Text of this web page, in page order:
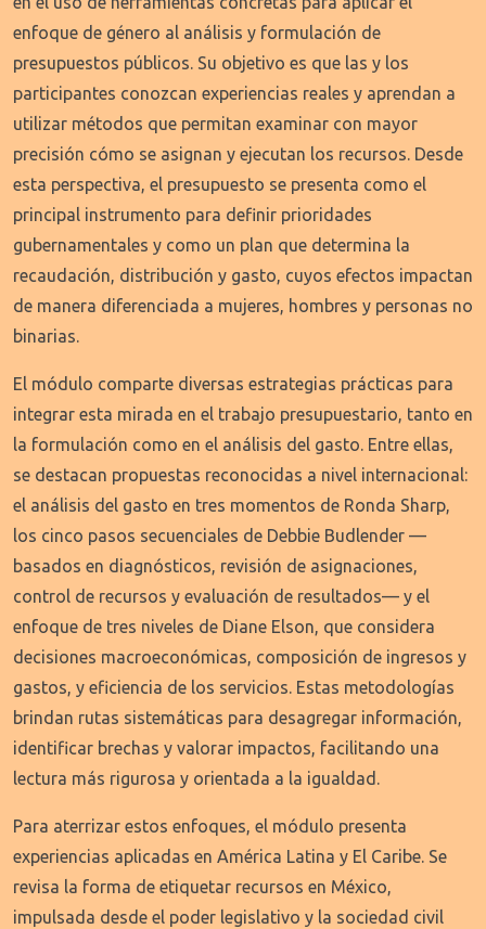
enfoque de género al análisis y formulación de
presupuestos públicos. Su objetivo es que las y los
participantes conozcan experiencias reales y aprendan a
utilizar métodos que permitan examinar con mayor
precisión cómo se asignan y ejecutan los recursos. Desde
esta perspectiva, el presupuesto se presenta como el
principal instrumento para definir prioridades
gubernamentales y como un plan que determina la
recaudación, distribución y gasto, cuyos efectos impactan
de manera diferenciada a mujeres, hombres y personas no
binarias.
El módulo comparte diversas estrategias prácticas para
integrar esta mirada en el trabajo presupuestario, tanto en
la formulación como en el análisis del gasto. Entre ellas,
se destacan propuestas reconocidas a nivel internacional:
el análisis del gasto en tres momentos de Ronda Sharp,
los cinco pasos secuenciales de Debbie Budlender —
basados en diagnósticos, revisión de asignaciones,
control de recursos y evaluación de resultados— y el
enfoque de tres niveles de Diane Elson, que considera
decisiones macroeconómicas, composición de ingresos y
gastos, y eficiencia de los servicios. Estas metodologías
brindan rutas sistemáticas para desagregar información,
identificar brechas y valorar impactos, facilitando una
lectura más rigurosa y orientada a la igualdad.
Para aterrizar estos enfoques, el módulo presenta
experiencias aplicadas en América Latina y El Caribe. Se
revisa la forma de etiquetar recursos en México,
impulsada desde el poder legislativo y la sociedad civil